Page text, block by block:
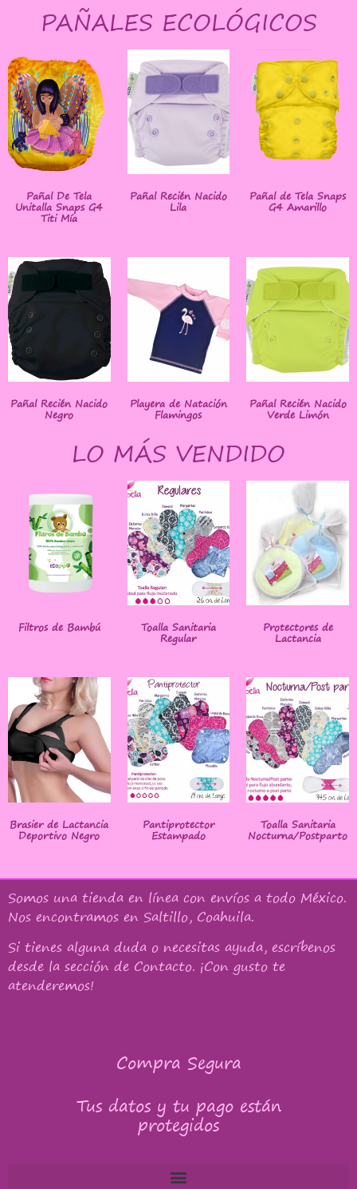
PAÑALES ECOLÓGICOS
Pañal De Tela
Unitalla Snaps G4
Titi Mía
Pañal Recién Nacido
Lila
Pañal de Tela Snaps
G4 Amarillo
Pañal Recién Nacido
Negro
Playera de Natación
Flamingos
Pañal Recién Nacido
Verde Limón
LO MÁS VENDIDO
Filtros de Bambú Toalla Sanitaria
Regular
Protectores de
Lactancia
Brasier de Lactancia
Deportivo Negro
Pantiprotector
Estampado
Toalla Sanitaria
Nocturna/Postparto
Somos una tienda en línea con envíos a todo México.
Nos encontramos en Saltillo, Coahuila.
Si tienes alguna duda o necesitas ayuda, escríbenos
desde la sección de Contacto. ¡Con gusto te
atenderemos!
Compra Segura
Tus datos y tu pago están
protegidos